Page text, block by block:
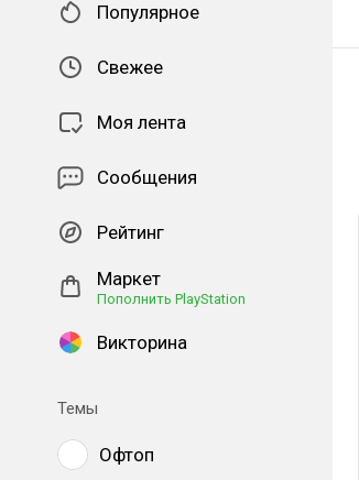
Популярное
Свежее
Моя лента
Сообщения
Рейтинг
Маркет
Пополнить PlayStation
Викторина
Темы
Офтоп